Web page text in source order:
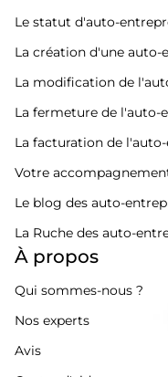
Le statut d'auto-
La création d'une auto-
La modification de
La fermeture de l'auto-
La facturation de
Votre
Le blog des auto-
La Ruche des auto-
À propos
Qui sommes-nous ?
Nos experts
Avis